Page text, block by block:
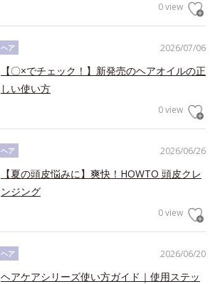
0 view
2026/07/06
ヘア
【〇×でチェック！】新発売のヘアオイルの正
しい使い方
0 view
2026/06/26
ヘア
【夏の頭皮悩みに】爽快！HOWTO 頭皮クレ
ンジング
0 view
2026/06/20
ヘア
ヘアケアシリーズ使い方ガイド｜使用ステッ